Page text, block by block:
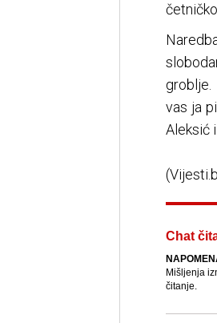
groblje.
vas ja
Aleksić
Chat
Mišljenja
čitanje.